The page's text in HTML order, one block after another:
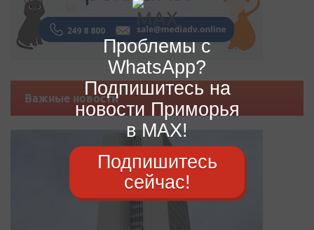
Важные новости
Проблемы с
WhatsApp?
Подпишитесь на
новости Приморья
в MAX!
Подпишитесь
сейчас!